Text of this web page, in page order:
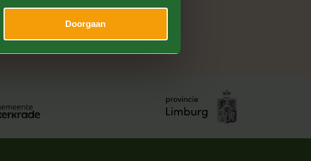
Doorgaan